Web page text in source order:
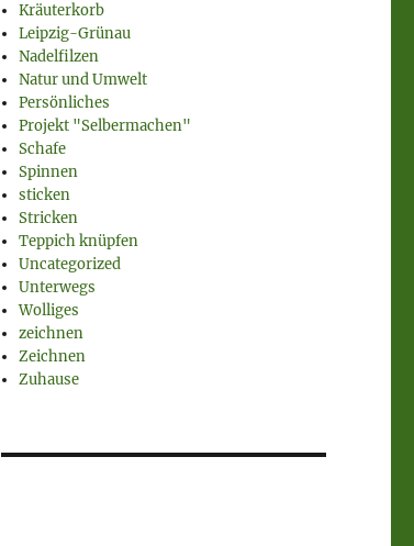
Kräuterkorb
Leipzig-Grünau
Nadelfilzen
Natur und Umwelt
Persönliches
Projekt "Selbermachen"
Schafe
Spinnen
sticken
Stricken
Teppich knüpfen
Uncategorized
Unterwegs
Wolliges
zeichnen
Zeichnen
Zuhause